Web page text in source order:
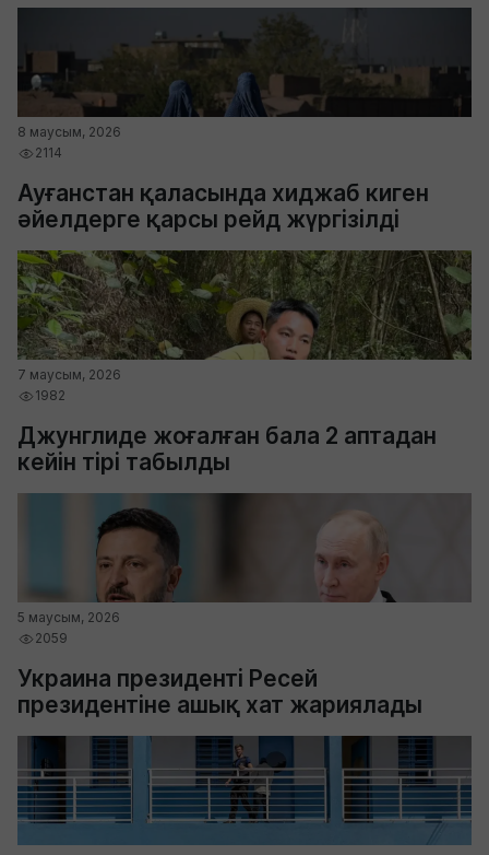
8 маусым, 2026
2114
Ауғанстан қаласында хиджаб киген
әйелдерге қарсы рейд жүргізілді
7 маусым, 2026
1982
Джунглиде жоғалған бала 2 аптадан
кейін тірі табылды
5 маусым, 2026
2059
Украина президенті Ресей
президентіне ашық хат жариялады